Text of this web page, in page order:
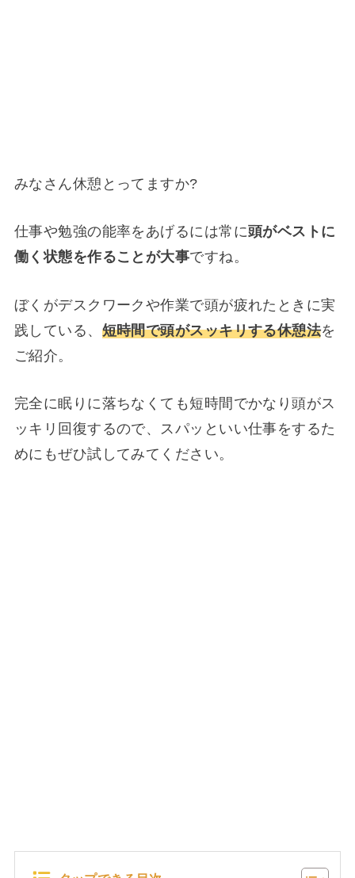
みなさん休憩とってますか?
仕事や勉強の能率をあげるには常に頭がベストに
働く状態を作ることが大事ですね。
ぼくがデスクワークや作業で頭が疲れたときに実
践している、 短時間で頭がスッキリする休憩法を
ご紹介。
完全に眠りに落ちなくても短時間でかなり頭がス
ッキリ回復するので、スパッといい仕事をするた
めにもぜひ試してみてください。